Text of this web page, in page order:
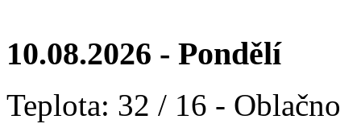
10.08.2026 - Pondělí
Teplota: 32 / 16 - Oblačno